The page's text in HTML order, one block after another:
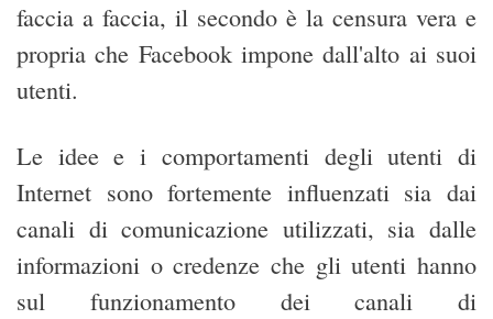
faccia a faccia, il secondo è la censura vera e
propria che Facebook impone dall'alto ai suoi
utenti.
Le idee e i comportamenti degli utenti di
Internet sono fortemente influenzati sia dai
canali di comunicazione utilizzati, sia dalle
informazioni o credenze che gli utenti hanno
sul funzionamento dei canali di